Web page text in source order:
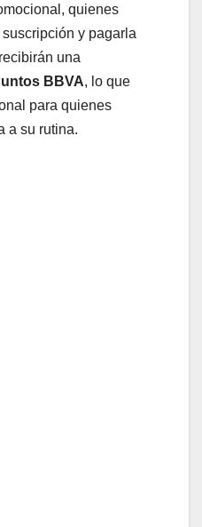
quienes
y pagarla
una
BBVA, lo que
para quienes
a su rutina.